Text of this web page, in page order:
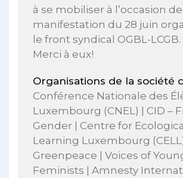
à se mobiliser à l’occasion de
manifestation du 28 juin
le front syndical OGBL-
Merci à eux!
Organisations de la société
Conférence Nationale des
Luxembourg (CNEL) | CID –
Gender | Centre for
Learning Luxembourg
Greenpeace | Voices of
Feminists | Amnesty